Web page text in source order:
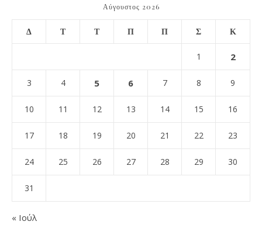
Αύγουστος 2026
Δ Τ Τ Π Π Σ Κ
1 2
3 4 5 6 7 8 9
10 11 12 13 14 15 16
17 18 19 20 21 22 23
24 25 26 27 28 29 30
31
« Ιούλ